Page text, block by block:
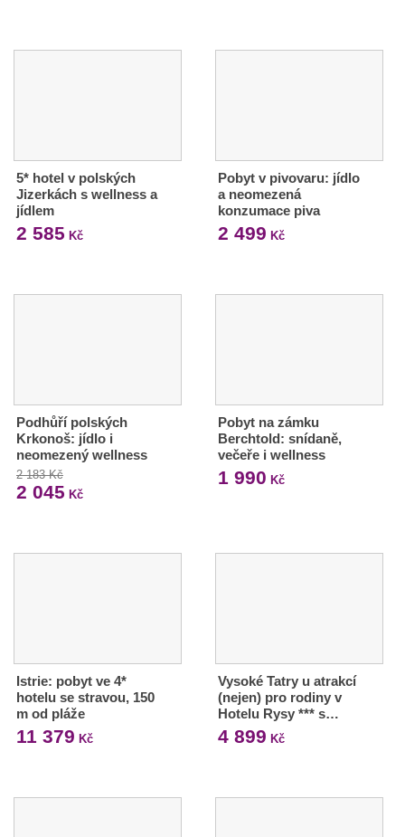
5* hotel v polských
Jizerkách s wellness a
jídlem
2 585 Kč
Pobyt v pivovaru: jídlo
a neomezená
konzumace piva
2 499 Kč
Podhůří polských
Krkonoš: jídlo i
neomezený wellness
2 183 Kč
2 045 Kč
Pobyt na zámku
Berchtold: snídaně,
večeře i wellness
1 990 Kč
Istrie: pobyt ve 4*
hotelu se stravou, 150
m od pláže
11 379 Kč
Vysoké Tatry u atrakcí
(nejen) pro rodiny v
Hotelu Rysy *** s…
4 899 Kč